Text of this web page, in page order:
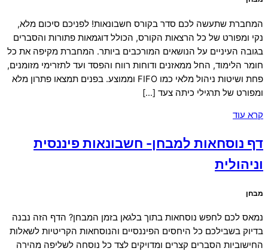
המחברת שתעשה לכם סדר בקורס חשבונאות! לפניכם סיכום מלא,
נקי ומפורט של כל הרצאות הקורס, הכולל דוגמאות פתורות והסברים
בגובה העיניים על הנושאים המורכבים ביותר. המחברת מקיפה את כל
חומר הלימוד, החל ממאזנים ודוחות רווח והפסד ועד לתזרימי מזומנים,
פחת ושיטות ניהול מלאי כמו FIFO וממוצע. בפנים תמצאו פתרון מלא
ומפורט של תרגילי כיתה צעד […]
קרא עוד
דף נוסחאות למבחן- חשבונאות פיננסית
וניהולית
מבחן
נמאס לכם לחפש נוסחאות בתוך בלגאן בזמן המבחן? הדף הזה נבנה
בדיוק בשבילכם כל היחסים הפיננסיים והנוסחאות הקריטיות לשאלות
החישוביות הסברים קצרים ומדויקים לצד כל נוסחה לשליפה מהירה